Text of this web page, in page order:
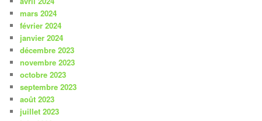
mars 2024
février 2024
janvier 2024
décembre 2023
novembre 2023
octobre 2023
septembre 2023
août 2023
juillet 2023